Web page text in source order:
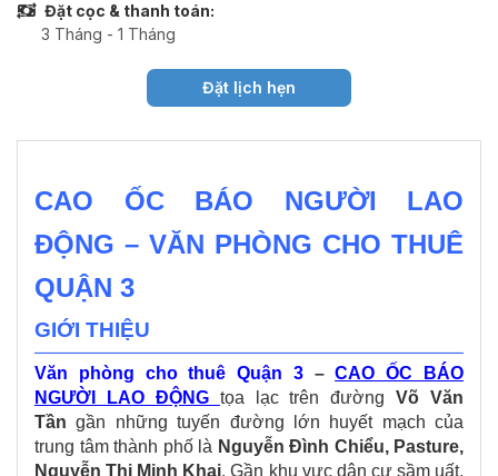
Đặt cọc & thanh toán:
3 Tháng - 1 Tháng
Đặt lịch hẹn
CAO ỐC BÁO NGƯỜI LAO
ĐỘNG – VĂN PHÒNG CHO THUÊ
QUẬN 3
GIỚI THIỆU
Văn phòng cho thuê Quận 3–CAO ỐC BÁO
NGƯỜI LAO ĐỘNG
tọa lạc trên đườngVõ Văn
Tần gần những tuyến đường lớn huyết mạch của
trung tâm thành phố là Nguyễn Đình Chiểu, Pasture,
Nguyễn Thị Minh Khai. Gần khu vực dân cư sầm uất,